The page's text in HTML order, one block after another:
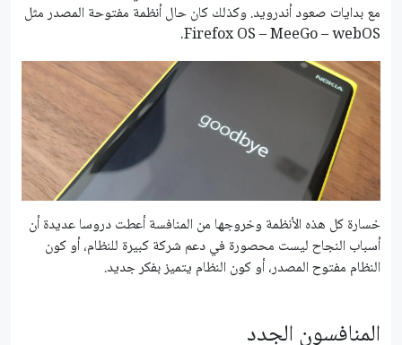
مع بدايات صعود أندرويد. وكذلك كان حال أنظمة مفتوحة المصدر مثل
Firefox OS – MeeGo – webOS.
خسارة كل هذه الأنظمة وخروجها من المنافسة أعطت دروسا عديدة أن
أسباب النجاح ليست محصورة في دعم شركة كبيرة للنظام، أو كون
النظام مفتوح المصدر، أو كون النظام يتميز بفكر جديد.
المنافسون الجدد